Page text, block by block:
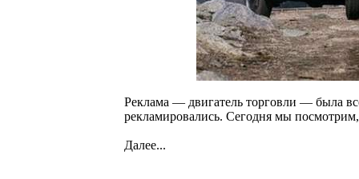
Реклама — двигатель торговли — была
рекламировались. Сегодня мы
Далее...